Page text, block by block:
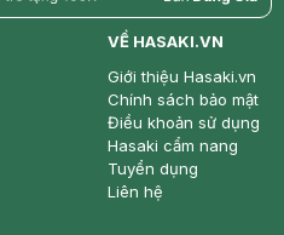
price
VỀ HASAKI.VN
Giới thiệu Hasaki.vn
Chính sách bảo mật
Điều khoản sử dụng
Hasaki cẩm nang
Tuyển dụng
Liên hệ